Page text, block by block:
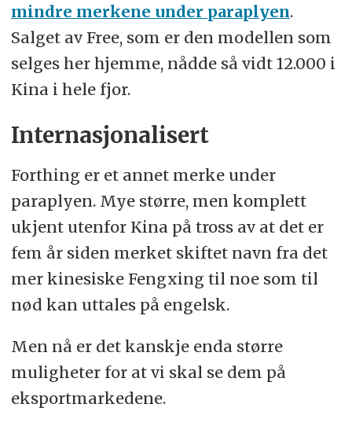
mindre merkene under paraplyen.
Salget av Free, som er den modellen som
selges her hjemme, nådde så vidt 12.000 i
Kina i hele fjor.
Internasjonalisert
Forthing er et annet merke under
paraplyen. Mye større, men komplett
ukjent utenfor Kina på tross av at det er
fem år siden merket skiftet navn fra det
mer kinesiske Fengxing til noe som til
nød kan uttales på engelsk.
Men nå er det kanskje enda større
muligheter for at vi skal se dem på
eksportmarkedene.